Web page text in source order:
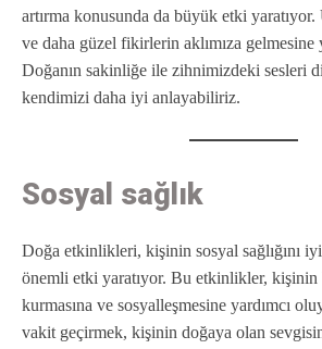
artırma konusunda da büyük etki
ve daha güzel fikirlerin aklımıza gelmesine
Doğanın sakinliğe ile zihnimizdeki sesleri
kendimizi daha iyi anlayabiliriz.
Sosyal sağlık
Doğa etkinlikleri, kişinin sosyal sağlığını
önemli etki yaratıyor. Bu etkinlikler, kişinin
kurmasına ve sosyalleşmesine yardımcı
vakit geçirmek, kişinin doğaya olan